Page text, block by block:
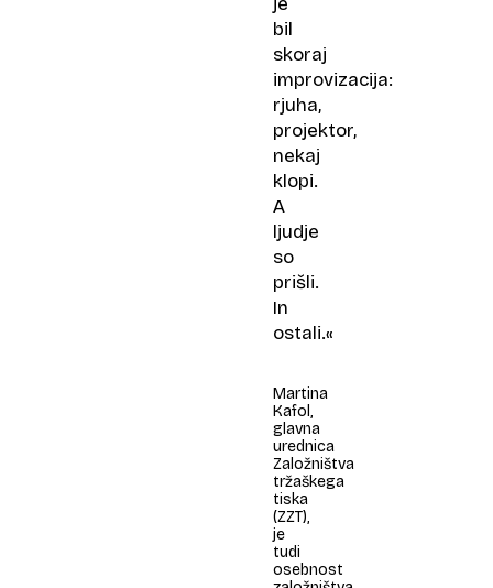
bil
skoraj
improvizacija:
rjuha,
projektor,
nekaj
klopi.
A
ljudje
so
prišli.
In
ostali.«
Martina
Kafol,
glavna
urednica
Založništva
tržaškega
tiska
(ZZT),
je
tudi
osebnost